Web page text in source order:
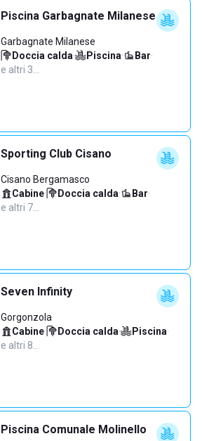
Piscina Garbagnate Milanese
Garbagnate Milanese
Doccia calda· Piscina· Bar·
e altri 3…
Sporting Club Cisano
Cisano Bergamasco
Cabine· Doccia calda· Bar·
e altri 7…
Seven Infinity
Gorgonzola
Cabine· Doccia calda· Piscina·
e altri 8…
Piscina Comunale Molinello